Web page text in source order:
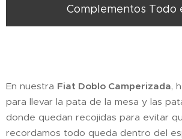
Complementos Todo
En nuestra Fiat Doblo Camperizada,
para llevar la pata de la mesa y las
donde quedan recojidas para evitar
recordamos todo queda dentro del